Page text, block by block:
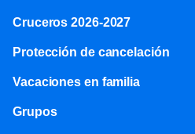
Cruceros 2026-2027
Protección de cancelación
Vacaciones en familia
Grupos